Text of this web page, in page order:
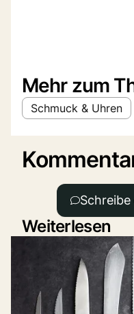
Mehr zum
Schmuck & Uhren
Weiterlesen